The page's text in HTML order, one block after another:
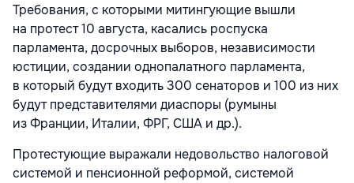
Требования, с которыми митингующие вышли
на протест 10 августа, касались роспуска
парламента, досрочных выборов, независимости
юстиции, создании однопалатного парламента,
в который будут входить 300 сенаторов и 100 из них
будут представителями диаспоры (румыны
из Франции, Италии, ФРГ, США и др.).
Протестующие выражали недовольство налоговой
системой и пенсионной реформой, системой